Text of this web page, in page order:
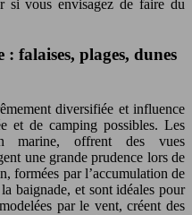
si vous envisagez de faire du
falaises, plages, dunes
diversifiée et influence
et de camping possibles. Les
marine, offrent des vues
une grande prudence lors de
formées par l’accumulation de
baignade, et sont idéales pour
par le vent, créent des